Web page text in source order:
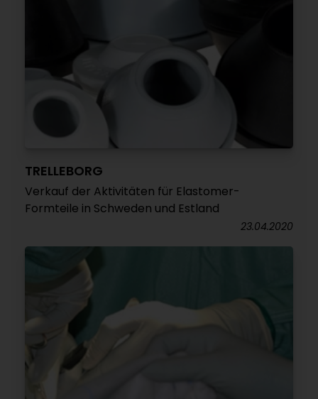
TRELLEBORG
Verkauf der Aktivitäten für Elastomer-
Formteile in Schweden und Estland
23.04.2020